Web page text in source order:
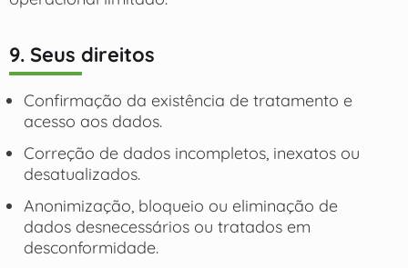
9. Seus direitos
Confirmação da existência de tratamento e
acesso aos dados.
Correção de dados incompletos, inexatos ou
desatualizados.
Anonimização, bloqueio ou eliminação de
dados desnecessários ou tratados em
desconformidade.